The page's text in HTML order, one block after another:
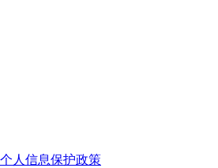
个人信息保护政策